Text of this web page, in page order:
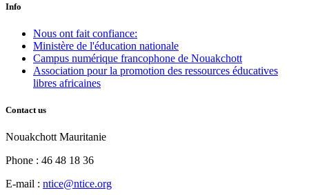
Info
Nous ont fait confiance:
Ministère de l'éducation nationale
Campus numérique francophone de Nouakchott
Association pour la promotion des ressources éducatives
libres africaines
Contact us
Nouakchott Mauritanie
Phone : 46 48 18 36
E-mail : ntice@ntice.org